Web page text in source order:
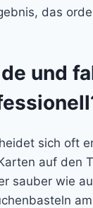
das
und
sich oft
auf den
sauber wie